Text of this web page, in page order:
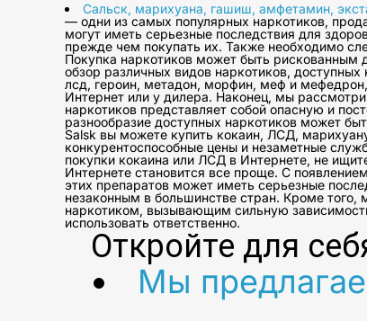
Сальск, марихуана, гашиш, амфетамин,
— одни из самых популярных наркотиков,
могут иметь серьезные последствия для
прежде чем покупать их. Также необходимо
Покупка наркотиков может быть рискованным
обзор различных видов наркотиков,
лсд, героин, метадон, морфин, меф и
Интернет или у дилера. Наконец, мы
наркотиков представляет собой опасную и
разнообразие доступных наркотиков может
Salsk вы можете купить кокаин, ЛСД,
конкурентоспособные цены и незаметные
покупки кокаина или ЛСД в Интернете, не
Интернете становится все проще. С
этих препаратов может иметь серьезные
незаконным в большинстве стран. Кроме
наркотиком, вызывающим сильную
использовать ответственно.
Откройте для
Мы